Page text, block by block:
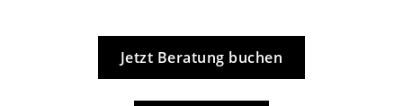
Jetzt Beratung buchen